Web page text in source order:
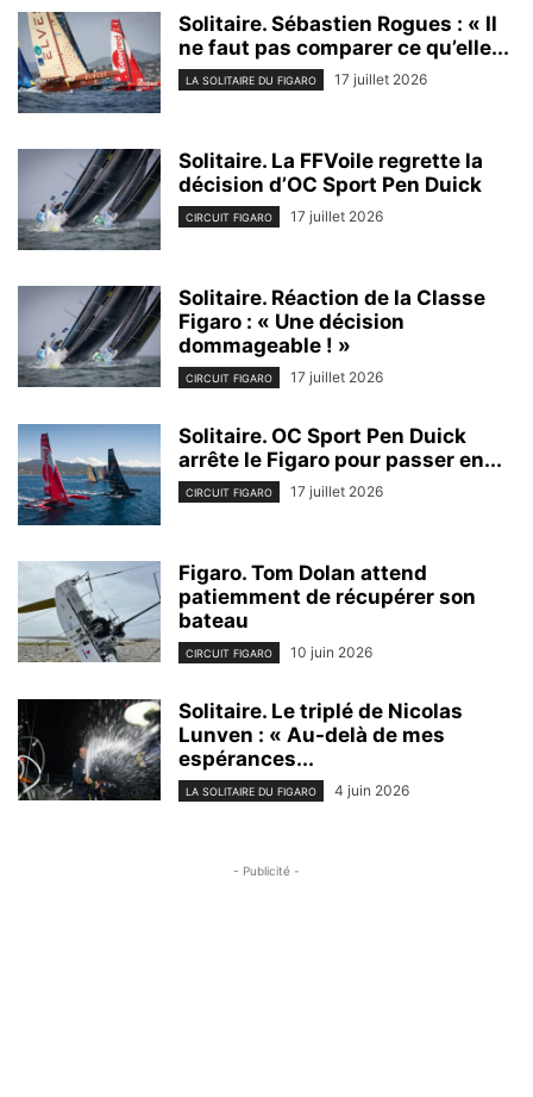
Solitaire. Sébastien Rogues : « Il
ne faut pas comparer ce qu’elle...
LA SOLITAIRE DU FIGARO 17 juillet 2026
Solitaire. La FFVoile regrette la
décision d’OC Sport Pen Duick
CIRCUIT FIGARO 17 juillet 2026
Solitaire. Réaction de la Classe
Figaro : « Une décision
dommageable ! »
CIRCUIT FIGARO 17 juillet 2026
Solitaire. OC Sport Pen Duick
arrête le Figaro pour passer en...
CIRCUIT FIGARO 17 juillet 2026
Figaro. Tom Dolan attend
patiemment de récupérer son
bateau
CIRCUIT FIGARO 10 juin 2026
Solitaire. Le triplé de Nicolas
Lunven : « Au-delà de mes
espérances...
LA SOLITAIRE DU FIGARO 4 juin 2026
- Publicité -